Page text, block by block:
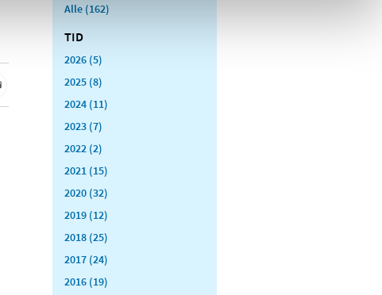
Alle (162)
TID
2026 (5)
2025 (8)
2024 (11)
2023 (7)
2022 (2)
2021 (15)
2020 (32)
2019 (12)
2018 (25)
2017 (24)
2016 (19)